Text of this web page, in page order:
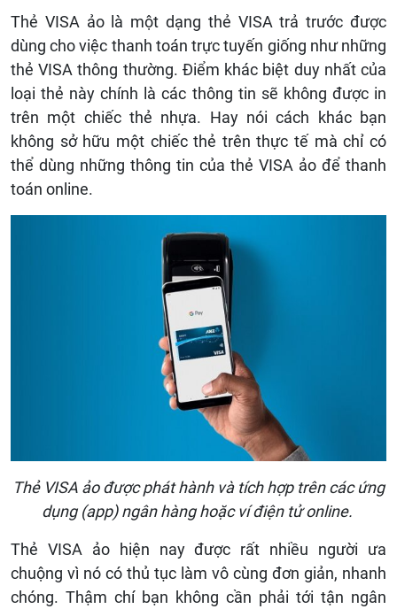
Thẻ VISAảo là một dạng thẻ VISAtrả trước được
dùng cho việc thanh toán trực tuyến giống như những
thẻ VISA thông thường. Điểm khác biệt duy nhất của
loại thẻ này chính là các thông tin sẽ không được in
trên một chiếc thẻ nhựa. Hay nói cách khác bạn
không sở hữu một chiếc thẻ trên thực tế mà chỉ có
thể dùng những thông tin của thẻ VISA ảo để thanh
toán online.
Thẻ VISA ảo được phát hành và tích hợp trên các ứng
dụng (app) ngân hàng hoặc ví điện tử online.
Thẻ VISA ảo hiện nay được rất nhiều người ưa
chuộng vì nó có thủ tục làm vô cùng đơn giản, nhanh
chóng. Thậm chí bạn không cần phải tới tận ngân